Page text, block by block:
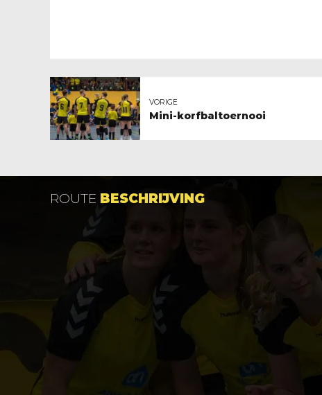
VORIGE
Mini-korfbaltoernooi
ROUTE BESCHRIJVING